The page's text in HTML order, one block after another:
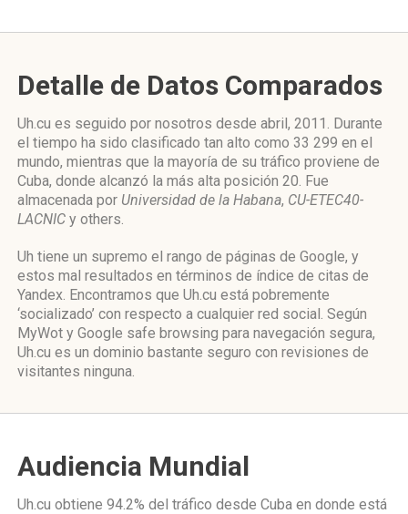
Detalle de Datos Comparados
Uh.cu es seguido por nosotros desde abril, 2011. Durante
el tiempo ha sido clasificado tan alto como 33 299 en el
mundo, mientras que la mayoría de su tráfico proviene de
Cuba, donde alcanzó la más alta posición 20. Fue
almacenada por Universidad de la Habana, CU-ETEC40-
LACNIC y others.
Uh tiene un supremo el rango de páginas de Google, y
estos mal resultados en términos de índice de citas de
Yandex. Encontramos que Uh.cu está pobremente
‘socializado’ con respecto a cualquier red social. Según
MyWot y Google safe browsing para navegación segura,
Uh.cu es un dominio bastante seguro con revisiones de
visitantes ninguna.
Audiencia Mundial
Uh.cu obtiene 94.2% del tráfico desde Cuba en donde está